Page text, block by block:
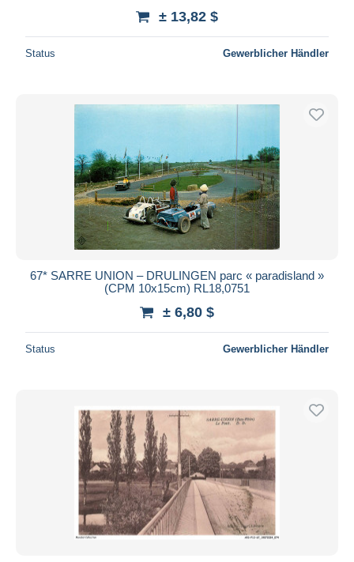
± 13,82 $
Status Gewerblicher Händler
67* SARRE UNION – DRULINGEN parc « paradisland »
(CPM 10x15cm) RL18,0751
± 6,80 $
Status Gewerblicher Händler